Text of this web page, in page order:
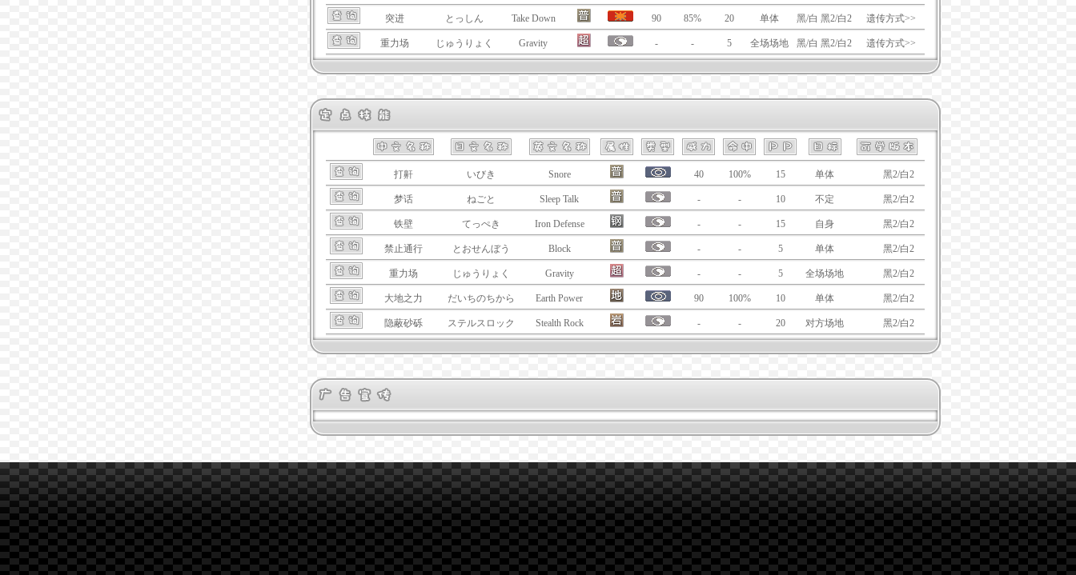
突进 とっしん Take Down 90 85% 20 单体 黑/白 黑2/白2 遗传方式>>
重力场 じゅうりょく Gravity - - 5 全场场地 黑/白 黑2/白2 遗传方式>>
打鼾 いびき Snore 40 100% 15 单体 黑2/白2
梦话 ねごと Sleep Talk - - 10 不定 黑2/白2
铁壁 てっぺき Iron Defense - - 15 自身 黑2/白2
禁止通行 とおせんぼう Block - - 5 单体 黑2/白2
重力场 じゅうりょく Gravity - - 5 全场场地 黑2/白2
大地之力 だいちのちから Earth Power 90 100% 10 单体 黑2/白2
隐蔽砂砾 ステルスロック Stealth Rock - - 20 对方场地 黑2/白2